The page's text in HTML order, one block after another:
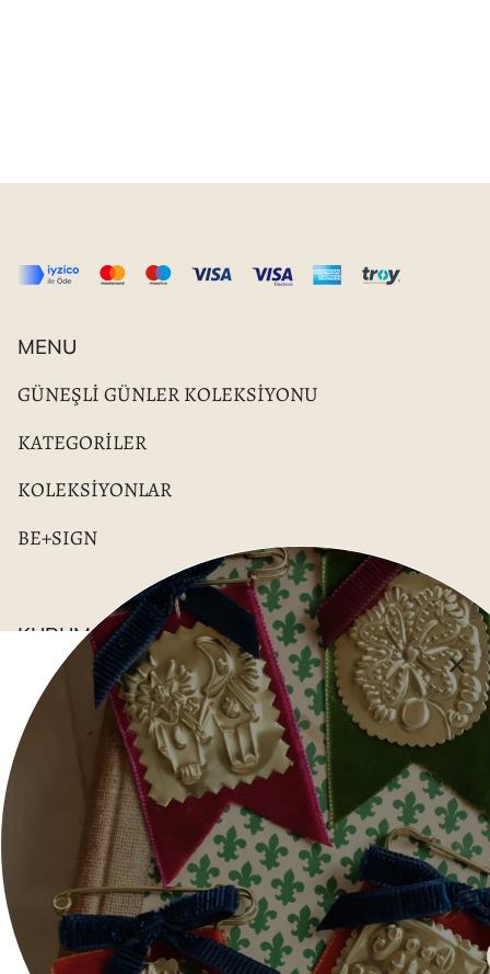
MENU
GÜNEŞLİ GÜNLER KOLEKSİYONU
KATEGORİLER
KOLEKSİYONLAR
BE+SIGN
KURUMSAL
İade Politikası
Mesafeli Satış Sözleşmesi
Hizmet Şartları
Aydınlatma Metni
Gizlilik Beyanı
Wholesale
İletişim